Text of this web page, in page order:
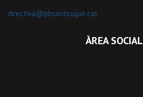
directiva@pbsantcugat.cat
ÀREA SOCIAL